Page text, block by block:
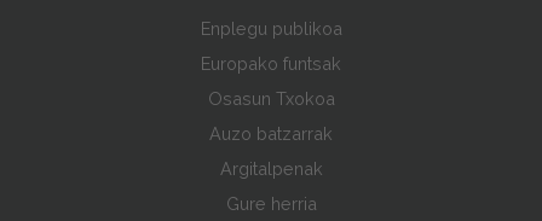
Enplegu publikoa
Europako funtsak
Osasun Txokoa
Auzo batzarrak
Argitalpenak
Gure herria